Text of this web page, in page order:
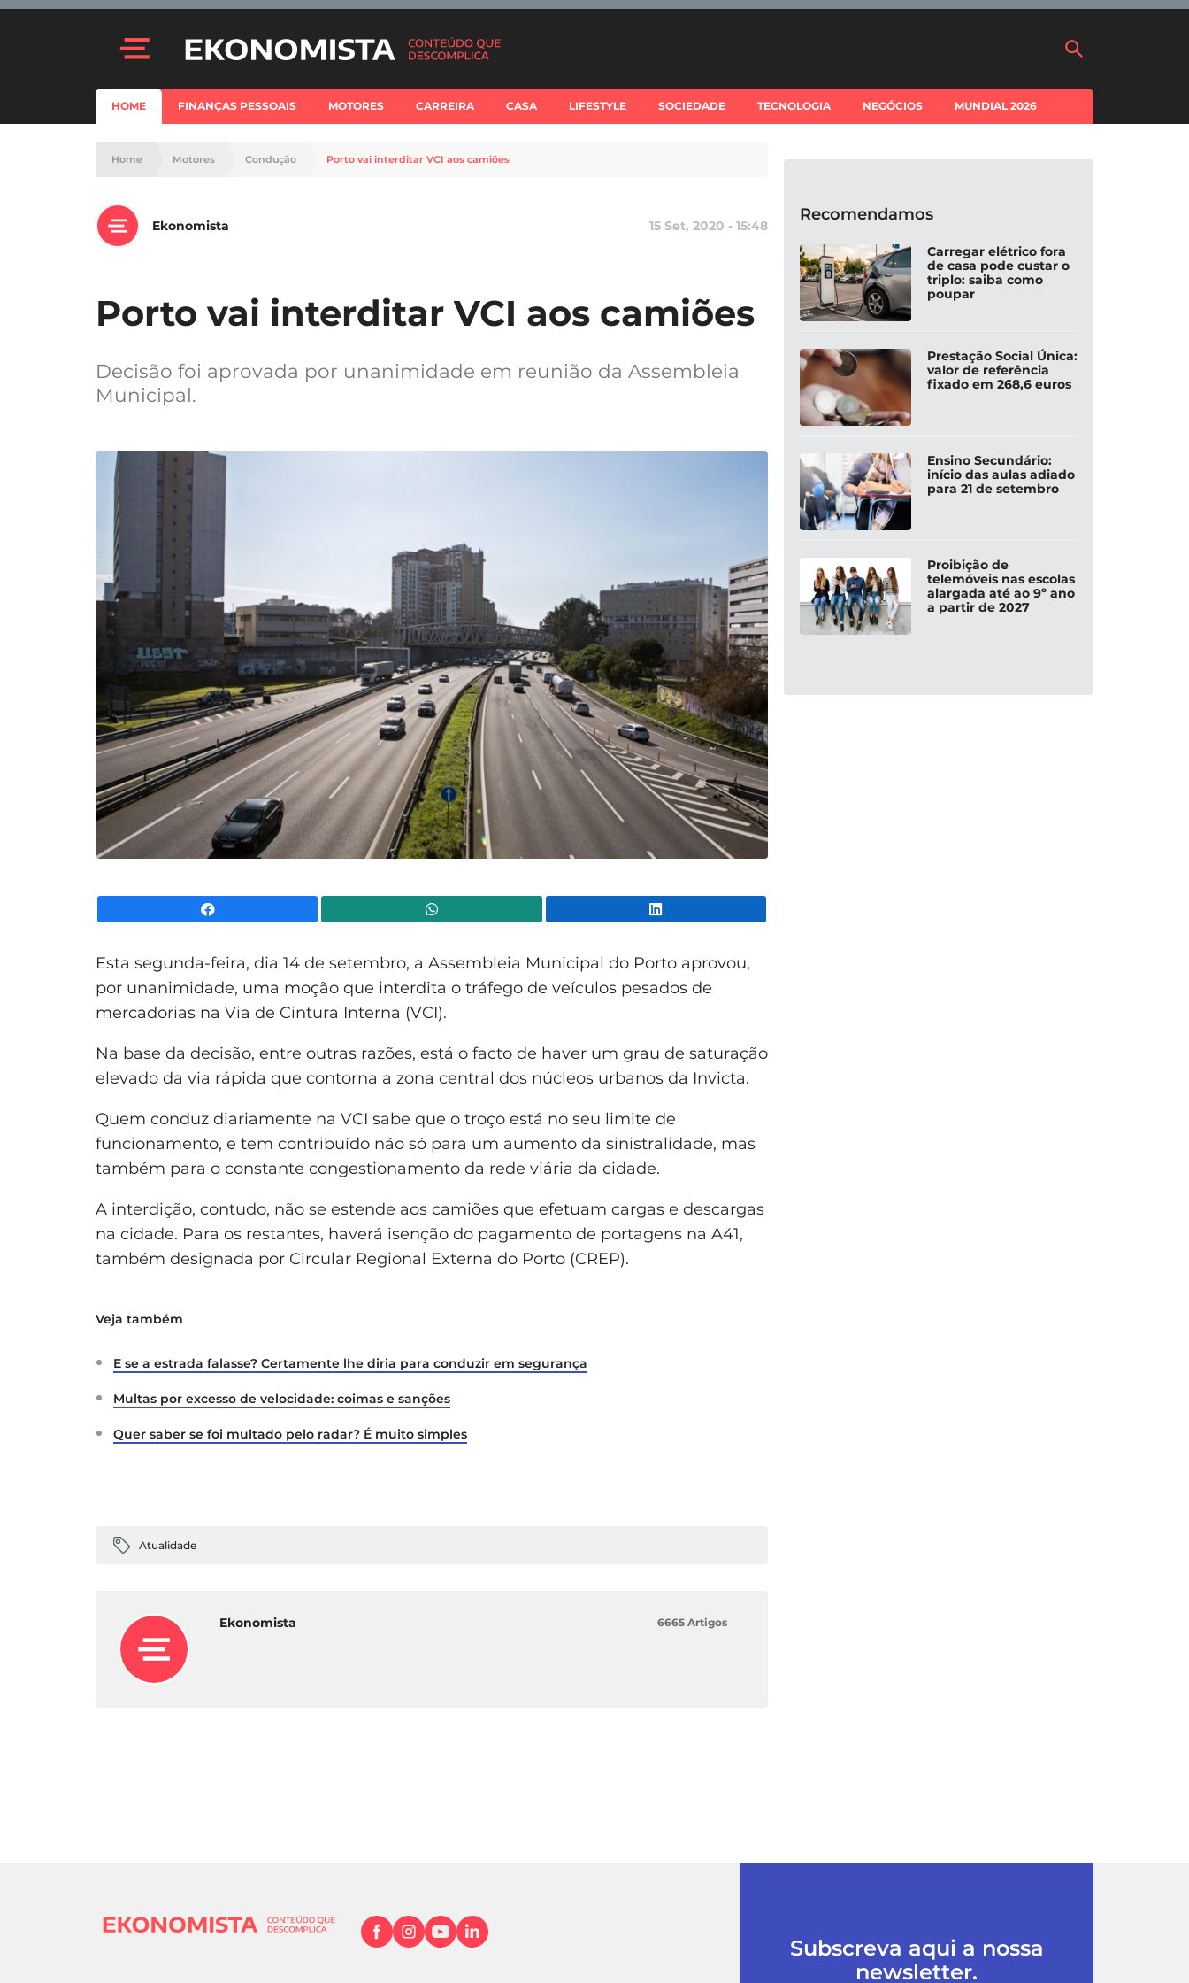
HOME FINANÇAS PESSOAIS MOTORES CARREIRA CASA LIFESTYLE SOCIEDADE TECNOLOGIA NEGÓCIOS MUNDIAL 2026
Home Motores Condução Porto vai interditar VCI aos camiões
Ekonomista 15 Set, 2020 - 15:48
Porto vai interditar VCI aos camiões
Decisão foi aprovada por unanimidade em reunião da Assembleia
Municipal.
Esta segunda-feira, dia 14 de setembro, a Assembleia Municipal do Porto aprovou,
por unanimidade, uma moção que interdita o tráfego de veículos pesados de
mercadorias na Via de Cintura Interna (VCI).
Na base da decisão, entre outras razões, está o facto de haver um grau de saturação
elevado da via rápida que contorna a zona central dos núcleos urbanos da Invicta.
Quem conduz diariamente na VCI sabe que o troço está no seu limite de
funcionamento, e tem contribuído não só para um aumento da sinistralidade, mas
também para o constante congestionamento da rede viária da cidade.
A interdição, contudo, não se estende aos camiões que efetuam cargas e descargas
na cidade. Para os restantes, haverá isenção do pagamento de portagens na A41,
também designada por Circular Regional Externa do Porto (CREP).
Veja também
E se a estrada falasse? Certamente lhe diria para conduzir em segurança
Multas por excesso de velocidade: coimas e sanções
Quer saber se foi multado pelo radar? É muito simples
Atualidade
Ekonomista 6665 Artigos
Recomendamos
Carregar elétrico fora
de casa pode custar o
triplo: saiba como
poupar
Prestação Social Única:
valor de referência
fixado em 268,6 euros
Ensino Secundário:
início das aulas adiado
para 21 de setembro
Proibição de
telemóveis nas escolas
alargada até ao 9º ano
a partir de 2027
Subscreva aqui a nossa
newsletter.